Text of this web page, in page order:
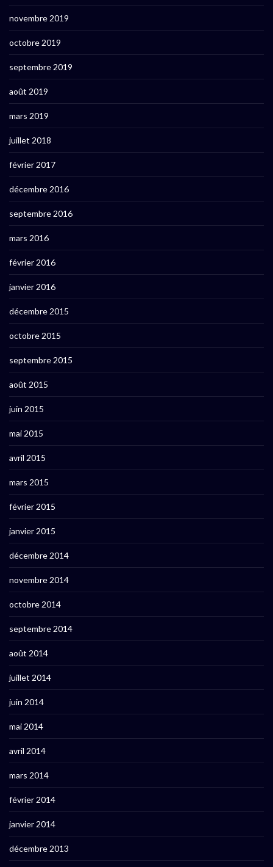
novembre 2019
octobre 2019
septembre 2019
août 2019
mars 2019
juillet 2018
février 2017
décembre 2016
septembre 2016
mars 2016
février 2016
janvier 2016
décembre 2015
octobre 2015
septembre 2015
août 2015
juin 2015
mai 2015
avril 2015
mars 2015
février 2015
janvier 2015
décembre 2014
novembre 2014
octobre 2014
septembre 2014
août 2014
juillet 2014
juin 2014
mai 2014
avril 2014
mars 2014
février 2014
janvier 2014
décembre 2013